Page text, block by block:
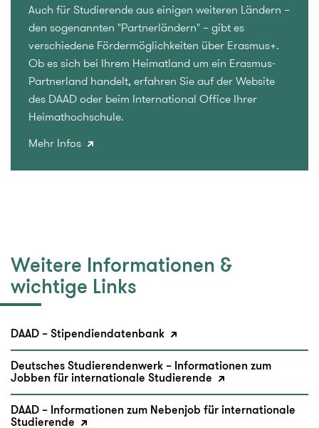
Auch für Studierende aus einigen weiteren Ländern –
den sogenannten "Partnerländern" – gibt es
verschiedene Fördermöglichkeiten über Erasmus+.
Ob es sich bei Ihrem Heimatland um ein Erasmus-
Partnerland handelt, erfahren Sie auf der Website
des DAAD oder beim International Office Ihrer
Heimathochschule.
Mehr Infos
Weitere Informationen &
wichtige Links
DAAD – Stipendiendatenbank
Deutsches Studierendenwerk – Informationen zum
Jobben für internationale Studierende
DAAD – Informationen zum Nebenjob für internationale
Studierende